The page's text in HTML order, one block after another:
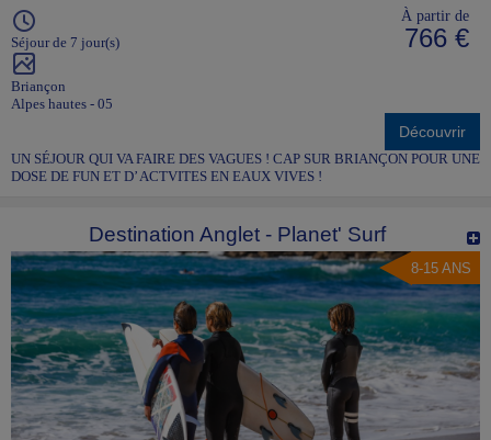
Séjour de 7 jour(s)
Briançon
Alpes hautes - 05
À partir de
766 €
Découvrir
UN SÉJOUR QUI VA FAIRE DES VAGUES ! CAP SUR BRIANÇON POUR UNE
DOSE DE FUN ET D’ ACTVITES EN EAUX VIVES !
Destination Anglet - Planet' Surf
8-15 ANS